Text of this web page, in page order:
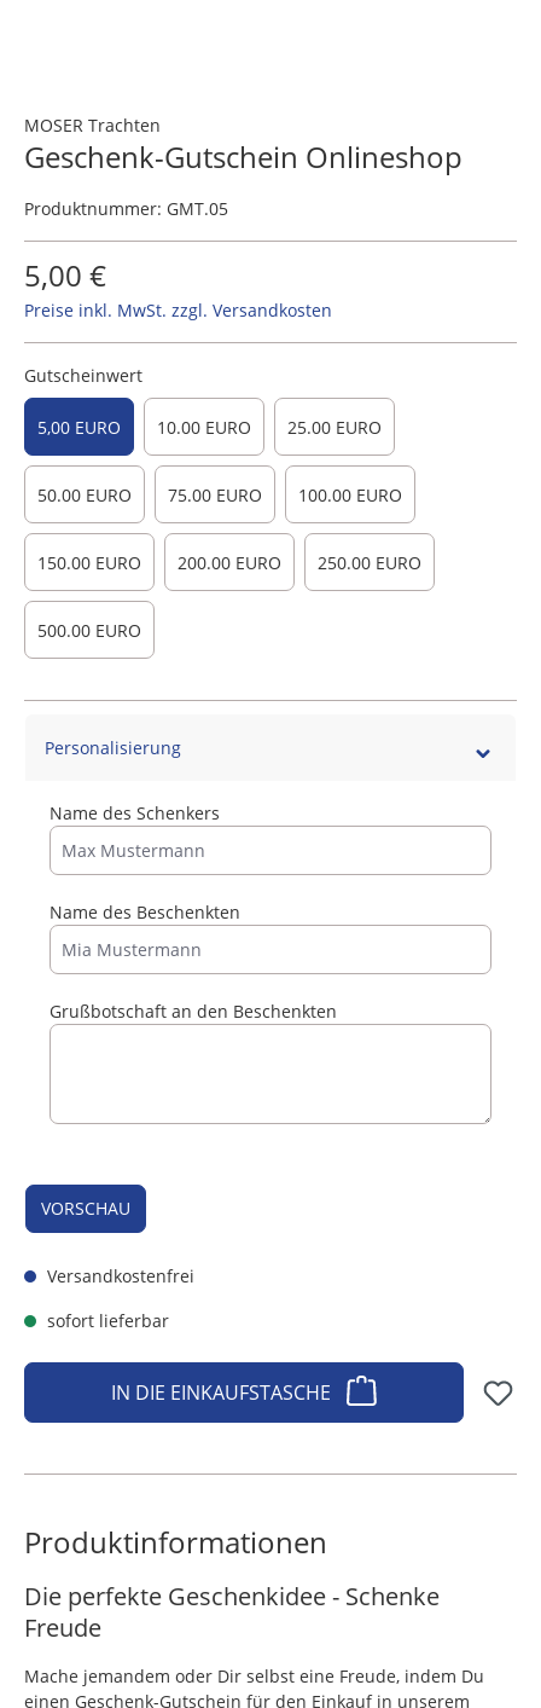
MOSER Trachten
Geschenk-Gutschein Onlineshop
Produktnummer: GMT.05
5,00 €
Preise inkl. MwSt. zzgl. Versandkosten
Gutscheinwert
5,00 EURO 10.00 EURO 25.00 EURO
50.00 EURO 75.00 EURO 100.00 EURO
150.00 EURO 200.00 EURO 250.00 EURO
500.00 EURO
Personalisierung
Name des Schenkers
Name des Beschenkten
Grußbotschaft an den Beschenkten
VORSCHAU
Versandkostenfrei
sofort lieferbar
IN DIE EINKAUFSTASCHE
Produktinformationen
Die perfekte Geschenkidee - Schenke
Freude
Mache jemandem oder Dir selbst eine Freude, indem Du
einen Geschenk-Gutschein für den Einkauf in unserem